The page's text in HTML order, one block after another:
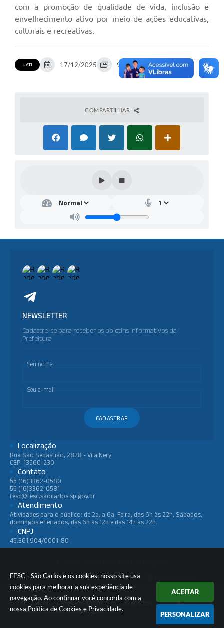
FESC - São Carlos e os cookies: nosso site usa
cookies para melhorar a sua experiência de
navegação. Ao continuar você concorda com a
nossa Política de Cookies e Privacidade.
ACEITAR
PERSONALIZAR
com a promoção de qualidade de vida, inclusão e
envelhecimento ativo por meio de ações educativas,
culturais e recreativas.
UATI 17/12/2025 9 fotos
COMPARTILHAR
NEWSLETTER
Cadastre-se para receber os boletins informativos da
Prefeitura
Seu nome
Seu e-mail
CADASTRAR
Localização
Rua São Sebastião, 2828 - Vila Nery
CEP: 13560-230
Contato
55 (16)3362-0580
55 (16)3362-0581
fesc@fesc.saocarlos.sp.gov.br
Atendimento
Atividades para o público: de 2a. a 6a. Feira, das 6h às 22h, Sábados,
domingos e feriados, das 6h às 12h e das 14h às 22h.
CNPJ
45.361.904/0001-80
Portal atualizado em:10/08/2026 14:26
© Copyright Instar - 2006-2026. Todos os direitos
reservados -Instar Tecnologia